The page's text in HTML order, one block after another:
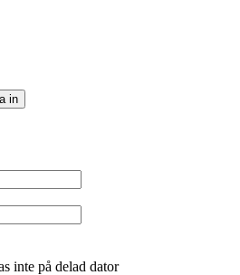
in
inte på delad dator